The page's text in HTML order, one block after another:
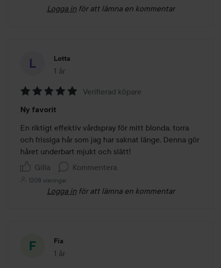
Logga in för att lämna en kommentar
Lotta
1 år
Inlägget skapades 1 år
5
av
5
Verifierad köpare
Ny favorit
En riktigt effektiv vårdspray för mitt blonda, torra
och frissiga hår som jag har saknat länge. Denna gör
håret underbart mjukt och slätt!
Gilla
Kommentera
1208 visningar
Logga in för att lämna en kommentar
Fia
1 år
Inlägget skapades 1 år